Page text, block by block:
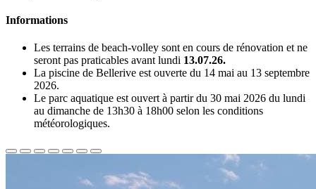
Informations
Les terrains de beach-volley sont en cours de rénovation et ne
seront pas praticables avant lundi 13.07.26.
La piscine de Bellerive est ouverte du 14 mai au 13 septembre
2026.
Le parc aquatique est ouvert à partir du 30 mai 2026 du lundi
au dimanche de 13h30 à 18h00 selon les conditions
météorologiques.